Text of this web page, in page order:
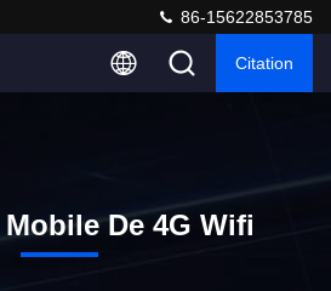
86-15622853785
Citation
De 4G Wifi